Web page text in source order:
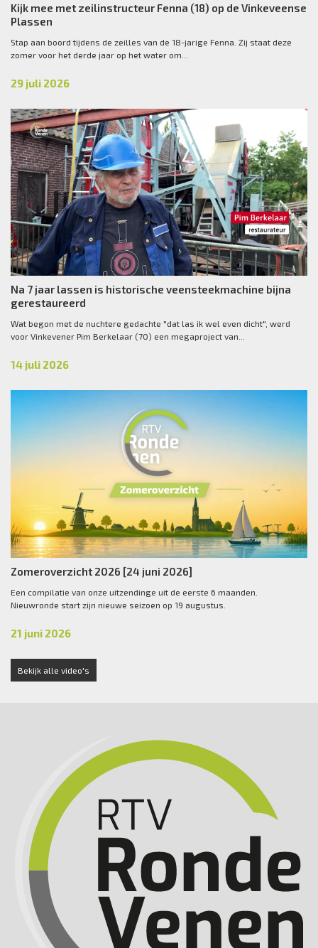
Kijk mee met zeilinstructeur Fenna (18) op de Vinkeveense
Plassen
Stap aan boord tijdens de zeilles van de 18-jarige Fenna. Zij staat deze
zomer voor het derde jaar op het water om...
29 juli 2026
Na 7 jaar lassen is historische veensteekmachine bijna
gerestaureerd
Wat begon met de nuchtere gedachte "dat las ik wel even dicht", werd
voor Vinkevener Pim Berkelaar (70) een megaproject van...
14 juli 2026
Zomeroverzicht 2026 [24 juni 2026]
Een compilatie van onze uitzendinge uit de eerste 6 maanden.
Nieuwronde start zijn nieuwe seizoen op 19 augustus.
21 juni 2026
Bekijk alle video's